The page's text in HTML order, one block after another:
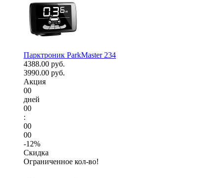
Парктроник ParkMaster 234
4388.00 руб.
3990.00 руб.
Акция
00
дней
00
:
00
00
-12%
Скидка
Ограниченное кол-во!